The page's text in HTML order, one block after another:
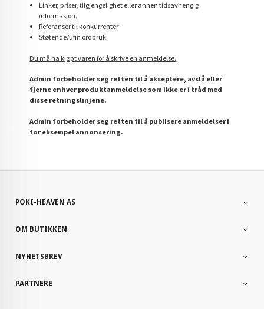
Linker, priser, tilgjengelighet eller annen tidsavhengig
informasjon.
Referanser til konkurrenter
Støtende/ufin ordbruk.
Du må ha kjøpt varen for å skrive en anmeldelse.
Admin forbeholder seg retten til å akseptere, avslå eller
fjerne enhver produktanmeldelse som ikke er i tråd med
disse retningslinjene.
Admin forbeholder seg retten til å publisere anmeldelser i
for eksempel annonsering.
POKI-HEAVEN AS
OM BUTIKKEN
NYHETSBREV
PARTNERE